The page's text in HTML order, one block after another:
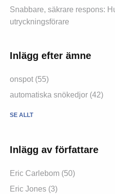
Snabbare, säkrare respons:
utryckningsförare
Inlägg efter ämne
onspot (55)
automatiska snökedjor (42)
SE ALLT
Inlägg av författare
Eric Carlebom (50)
Eric Jones (3)